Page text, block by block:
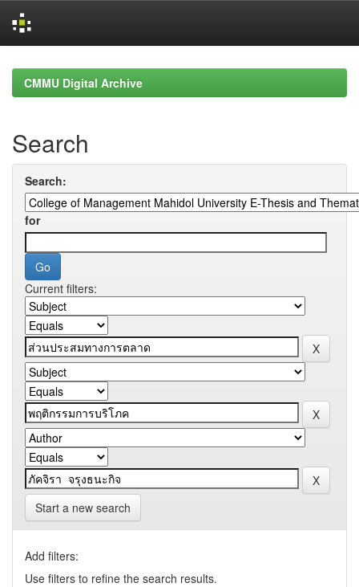
navigationCMMU Digital Archive
Search
Search:
for
Current filters:
Start a new search
Add filters:
Use filters to refine the search results.